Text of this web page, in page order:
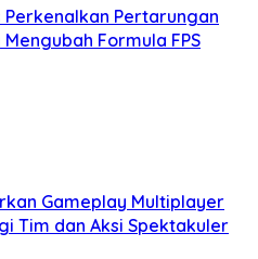
Perkenalkan Pertarungan
Formula FPS
Gameplay Multiplayer
Tim dan Aksi Spektakuler